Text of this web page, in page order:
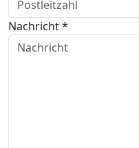
Nachricht *